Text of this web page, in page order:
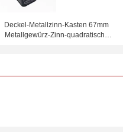
Deckel-Metallzinn-Kasten 67mm
Metallgewürz-Zinn-quadratische